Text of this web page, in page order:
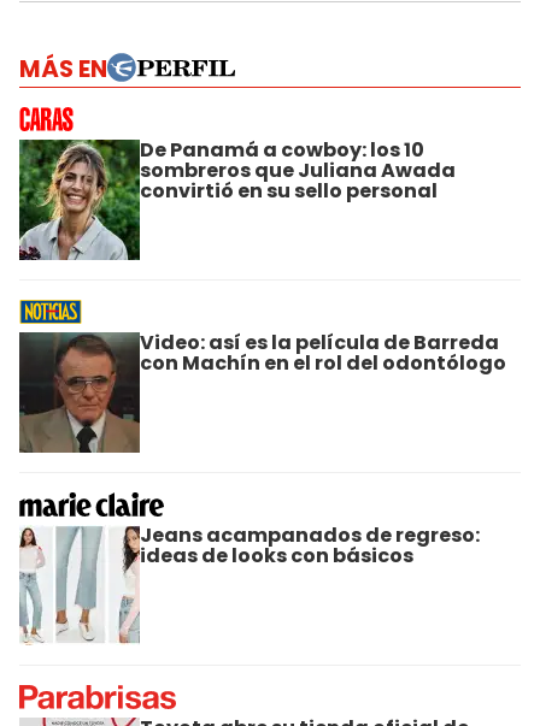
MÁS EN
De Panamá a cowboy: los 10
sombreros que Juliana Awada
convirtió en su sello personal
Video: así es la película de Barreda
con Machín en el rol del odontólogo
Jeans acampanados de regreso:
ideas de looks con básicos